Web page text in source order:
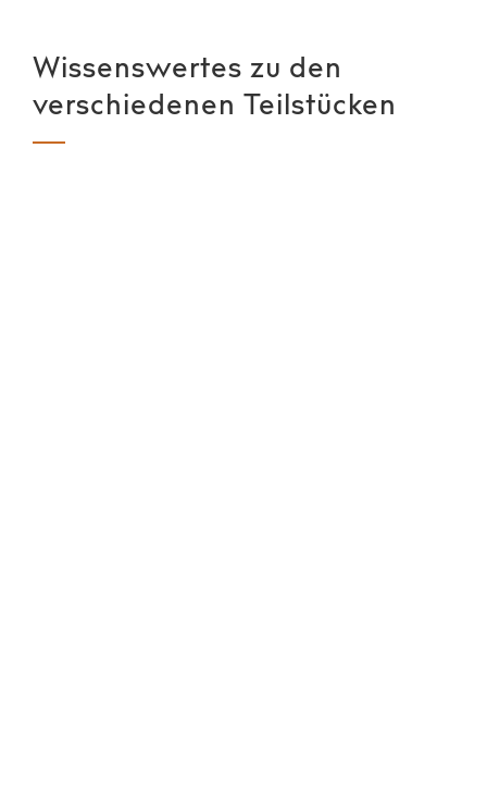
Wissenswertes zu den
verschiedenen Teilstücken